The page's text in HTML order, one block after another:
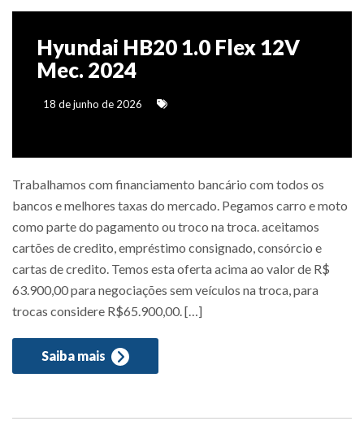
Hyundai HB20 1.0 Flex 12V
Mec. 2024
18 de junho de 2026
Trabalhamos com financiamento bancário com todos os
bancos e melhores taxas do mercado. Pegamos carro e moto
como parte do pagamento ou troco na troca. aceitamos
cartões de credito, empréstimo consignado, consórcio e
cartas de credito. Temos esta oferta acima ao valor de R$
63.900,00 para negociações sem veículos na troca, para
trocas considere R$65.900,00. […]
Saiba mais